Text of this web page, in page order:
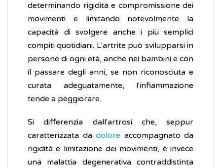
determinando rigidità e compromissione dei
movimenti e limitando notevolmente la
capacità di svolgere anche i più semplici
compiti quotidiani. L'artrite può svilupparsi in
persone di ogni età, anche nei bambini e con
il passare degli anni, se non riconosciuta e
curata adeguatamente, l'infiammazione
tende a peggiorare.
Si differenzia dall'artrosi che, seppur
caratterizzata da dolore accompagnato da
rigidità e limitazione dei movimenti, è invece
una malattia degenerativa contraddistinta